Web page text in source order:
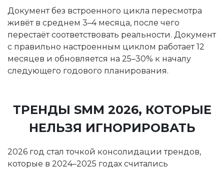
Документ без встроенного цикла пересмотра
живёт в среднем 3–4 месяца, после чего
перестаёт соответствовать реальности. Документ
с правильно настроенным циклом работает 12
месяцев и обновляется на 25–30% к началу
следующего годового планирования.
ТРЕНДЫ SMM 2026, КОТОРЫЕ
НЕЛЬЗЯ ИГНОРИРОВАТЬ
2026 год стал точкой консолидации трендов,
которые в 2024–2025 годах считались